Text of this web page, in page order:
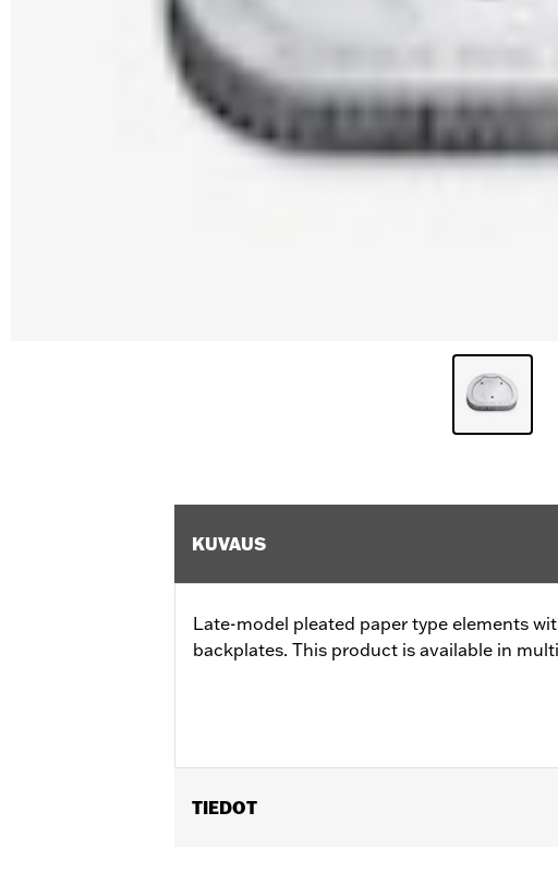
KUVAUS
Late-model pleated paper type elements
backplates. This product is available in
TIEDOT